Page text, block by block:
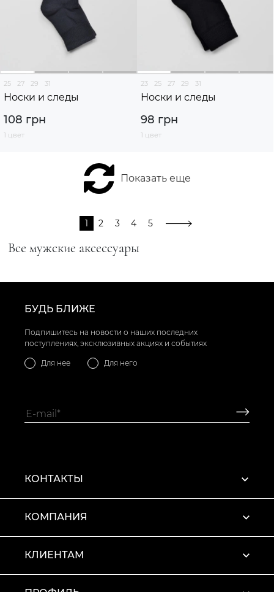
Все мужские аксессуары
25 27 29 31
Носки и следы
108 грн
1 цвет
23 25 27 29 31
Носки и следы
98 грн
1 цвет
Показать еще
1 2 3 4 5
БУДЬ БЛИЖЕ
Подпишитесь на новости о наших последних
поступлениях, эксклюзивных акциях и событиях
Для нее Для него
КОНТАКТЫ
КОМПАНИЯ
КЛИЕНТАМ